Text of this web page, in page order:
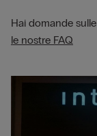
Hai domande
le nostre FAQ